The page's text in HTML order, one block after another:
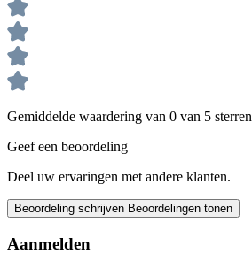
Gemiddelde waardering van 0 van 5 sterren
Geef een beoordeling
Deel uw ervaringen met andere klanten.
Beoordeling schrijven Beoordelingen tonen
Aanmelden